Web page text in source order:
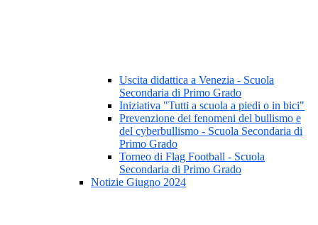
Uscita didattica a Venezia - Scuola
Secondaria di Primo Grado
Iniziativa "Tutti a scuola a piedi o in bici"
Prevenzione dei fenomeni del bullismo e
del cyberbullismo - Scuola Secondaria di
Primo Grado
Torneo di Flag Football - Scuola
Secondaria di Primo Grado
Notizie Giugno 2024